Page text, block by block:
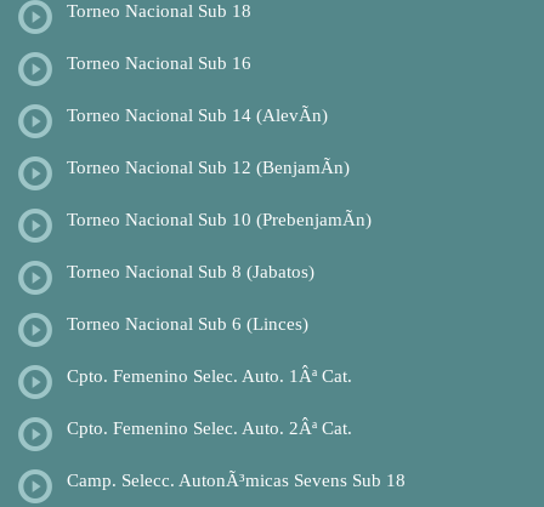
Torneo Nacional Sub 18
Torneo Nacional Sub 16
Torneo Nacional Sub 14 (AlevÃ­n)
Torneo Nacional Sub 12 (BenjamÃ­n)
Torneo Nacional Sub 10 (PrebenjamÃ­n)
Torneo Nacional Sub 8 (Jabatos)
Torneo Nacional Sub 6 (Linces)
Cpto. Femenino Selec. Auto. 1Âª Cat.
Cpto. Femenino Selec. Auto. 2Âª Cat.
Camp. Selecc. AutonÃ³micas Sevens Sub 18